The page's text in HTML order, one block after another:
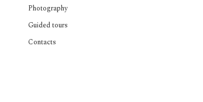
Photography
Guided tours
Contacts